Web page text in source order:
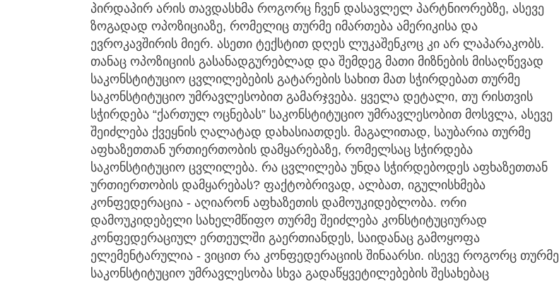
პირდაპირ არის თავდასხმა როგორც ჩვენ დასავლელ პარტნიორებზე, ასევე
ზოგადად ოპოზიციაზე, რომელიც თურმე იმართება ამერიკისა და
ევროკავშირის მიერ. ასეთი ტექსტით დღეს ლუკაშენკოც კი არ ლაპარაკობს.
თანაც ოპოზიციის გასანადგურებლად და შემდეგ მათი მიზნების მისაღწევად
საკონსტიტუციო ცვლილებების გატარების სახით მათ სჭირდებათ თურმე
საკონსტიტუციო უმრავლესობით გამარჯვება. ყველა დეტალი, თუ რისთვის
სჭირდება “ქართულ ოცნებას” საკონსტიტუციო უმრავლესობით მოსვლა, ასევე
შეიძლება ქვეყნის ღალატად დახასიათდეს. მაგალითად, საუბარია თურმე
აფხაზეთთან ურთიერთობის დამყარებაზე, რომელსაც სჭირდება
საკონსტიტუციო ცვლილება. რა ცვლილება უნდა სჭირდებოდეს აფხაზეთთან
ურთიერთობის დამყარებას? ფაქტობრივად, ალბათ, იგულისხმება
კონფედერაცია - აღიარონ აფხაზეთის დამოუკიდებლობა. ორი
დამოუკიდებელი სახელმწიფო თურმე შეიძლება კონსტიტუციურად
კონფედერაციულ ერთეულში გაერთიანდეს, საიდანაც გამოყოფა
ელემენტარულია - ვიცით რა კონფედერაციის შინაარსი. ისევე როგორც თურმე
საკონსტიტუციო უმრავლესობა სხვა გადაწყვეტილებების შესახებაც